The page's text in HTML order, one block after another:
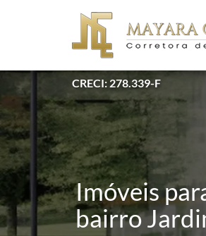
CRECI: 278.339-F
Imóveis
bairro